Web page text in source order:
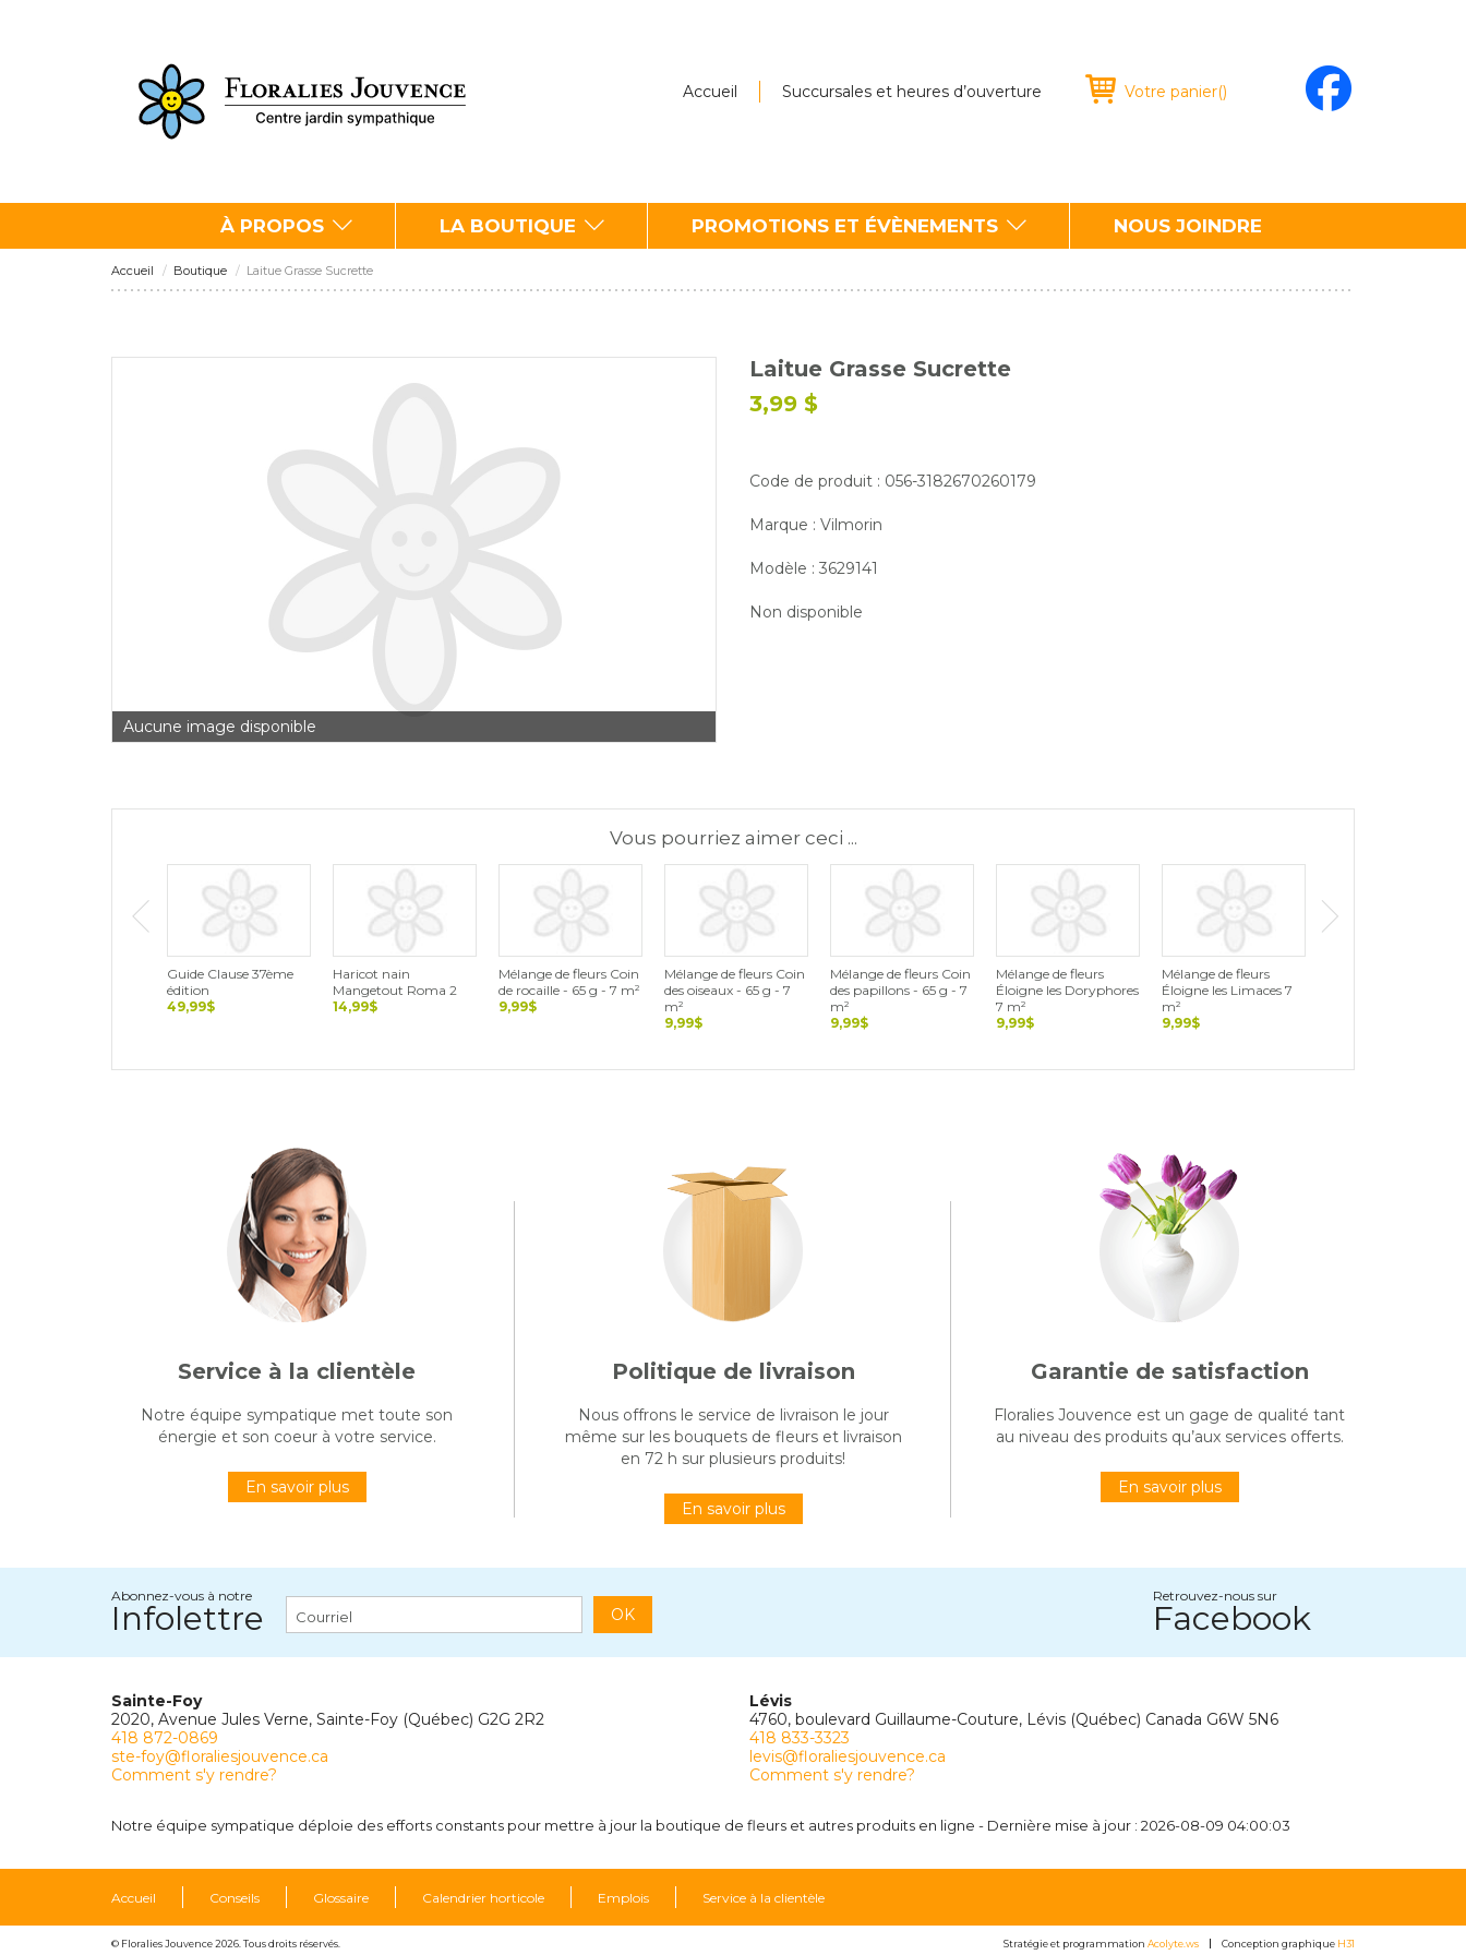
Accueil Succursales et heures d’ouverture Votre panier()
À PROPOS LA BOUTIQUE PROMOTIONS ET ÉVÈNEMENTS NOUS JOINDRE
Accueil Boutique Laitue Grasse Sucrette
Aucune image disponible
Laitue Grasse Sucrette
3,99 $
Code de produit : 056-3182670260179
Marque : Vilmorin
Modèle : 3629141
Non disponible
Vous pourriez aimer ceci ...
Guide Clause 37ème
édition
49,99$
Haricot nain
Mangetout Roma 2
14,99$
Mélange de fleurs Coin
de rocaille - 65 g - 7 m²
9,99$
Mélange de fleurs Coin
des oiseaux - 65 g - 7
m²
9,99$
Mélange de fleurs Coin
des papillons - 65 g - 7
m²
9,99$
Mélange de fleurs
Éloigne les Doryphores
7 m²
9,99$
Mélange de fleurs
Éloigne les Limaces 7
m²
9,99$
Service à la clientèle
Notre équipe sympatique met toute son
énergie et son coeur à votre service.
En savoir plus
Politique de livraison
Nous offrons le service de livraison le jour
même sur les bouquets de fleurs et livraison
en 72 h sur plusieurs produits!
En savoir plus
Garantie de satisfaction
Floralies Jouvence est un gage de qualité tant
au niveau des produits qu’aux services offerts.
En savoir plus
Abonnez-vous à notre
Infolettre OK
Retrouvez-nous sur
Facebook
Sainte-Foy
2020, Avenue Jules Verne, Sainte-Foy (Québec) G2G 2R2
418 872-0869
ste-foy@floraliesjouvence.ca
Comment s'y rendre?
Lévis
4760, boulevard Guillaume-Couture, Lévis (Québec) Canada G6W 5N6
418 833-3323
levis@floraliesjouvence.ca
Comment s'y rendre?
Notre équipe sympatique déploie des efforts constants pour mettre à jour la boutique de fleurs et autres produits en ligne - Dernière mise à jour : 2026-08-09 04:00:03
Accueil Conseils Glossaire Calendrier horticole Emplois Service à la clientèle
© Floralies Jouvence 2026. Tous droits réservés. Stratégie et programmation Acolyte.ws Conception graphique H31